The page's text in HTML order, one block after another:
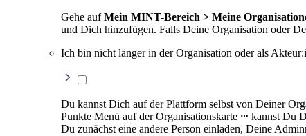
Gehe aufMein MINT-Bereich > Meine
und Dich hinzufügen. Falls Deine Organisation oder
Ich bin nicht länger in der Organisation oder als
Du kannst Dich auf der Plattform selbst von Deiner
Punkte Menü auf der Organisationskarte
kannst Du
Du zunächst eine andere Person einladen, Deine